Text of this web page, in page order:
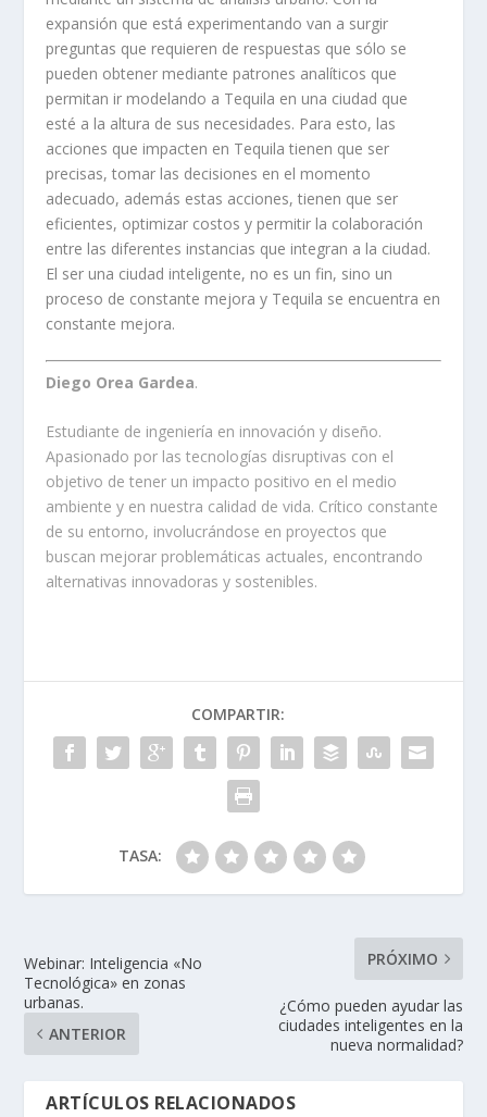
expansión que está experimentando van a surgir
preguntas que requieren de respuestas que sólo se
pueden obtener mediante patrones analíticos que
permitan ir modelando a Tequila en una ciudad que
esté a la altura de sus necesidades. Para esto, las
acciones que impacten en Tequila tienen que ser
precisas, tomar las decisiones en el momento
adecuado, además estas acciones, tienen que ser
eficientes, optimizar costos y permitir la colaboración
entre las diferentes instancias que integran a la ciudad.
El ser una ciudad inteligente, no es un fin, sino un
proceso de constante mejora y Tequila se encuentra en
constante mejora.
Diego Orea Gardea.
Estudiante de ingeniería en innovación y diseño.
Apasionado por las tecnologías disruptivas con el
objetivo de tener un impacto positivo en el medio
ambiente y en nuestra calidad de vida. Crítico constante
de su entorno, involucrándose en proyectos que
buscan mejorar problemáticas actuales, encontrando
alternativas innovadoras y sostenibles.
COMPARTIR:
TASA:
Webinar: Inteligencia «No
Tecnológica» en zonas
urbanas.
ANTERIOR
PRÓXIMO
¿Cómo pueden ayudar las
ciudades inteligentes en la
nueva normalidad?
ARTÍCULOS RELACIONADOS